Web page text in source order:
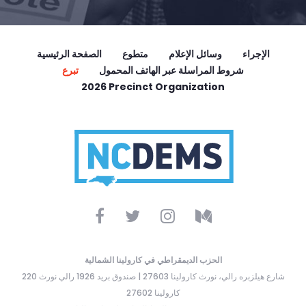
الصفحة الرئيسية متطوع وسائل الإعلام
الإجراء
تبرع
شروط المراسلة عبر الهاتف المحمول
2026 Precinct Organization
الحزب الديمقراطي في كارولينا الشمالية
220 شارع هيلزبره رالي، نورث كارولينا 27603 | صندوق بريد 1926 رالي نورث
كارولينا 27602